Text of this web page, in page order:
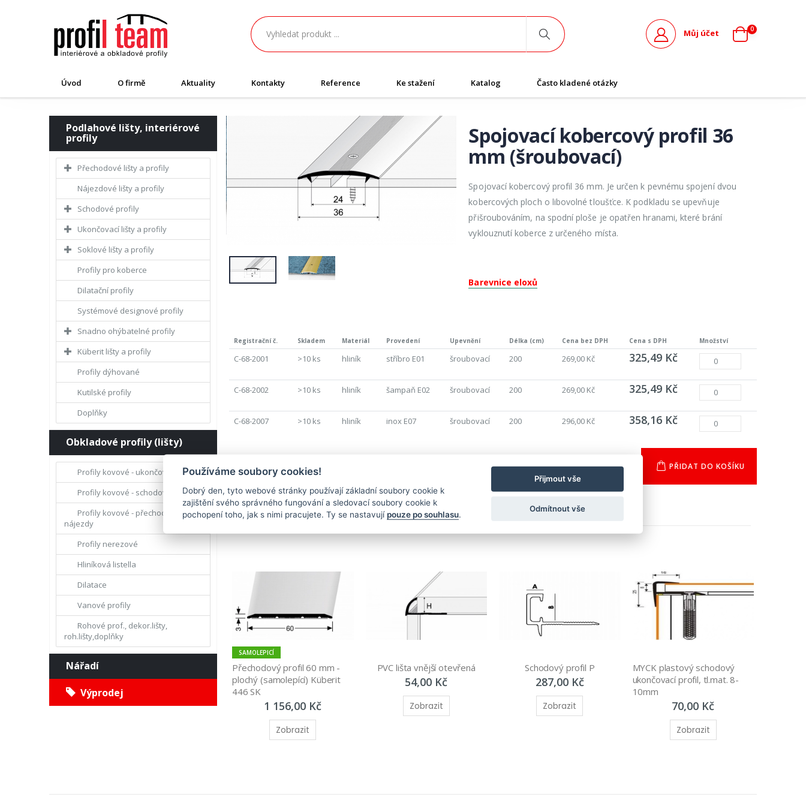
Můj účet 0
Úvod O firmě Aktuality Kontakty Reference Ke stažení Katalog Často kladené otázky
Podlahové lišty, interiérové
profily
Přechodové lišty a profily
Nájezdové lišty a profily
Schodové profily
Ukončovací lišty a profily
Soklové lišty a profily
Profily pro koberce
Dilatační profily
Systémové designové profily
Snadno ohýbatelné profily
Küberit lišty a profily
Profily dýhované
Kutilské profily
Doplňky
Obkladové profily (lišty)
Profily kovové - ukončovací
Profily kovové - schodové hrany
Profily kovové - přechody a
nájezdy
Profily nerezové
Hliníková listella
Dilatace
Vanové profily
Rohové prof., dekor.lišty,
roh.lišty,doplňky
Nářadí
Výprodej
Spojovací kobercový profil 36
mm (šroubovací)
Spojovací kobercový profil 36 mm. Je určen k pevnému spojení dvou
kobercových ploch o libovolné tloušťce. K podkladu se upevňuje
přišroubováním, na spodní ploše je opatřen hranami, které brání
vyklouznutí koberce z určeného místa.
Barevnice eloxů
Registrační č. Skladem Materiál Provedení Upevnění Délka (cm) Cena bez DPH Cena s DPH Množství
C-68-2001 >10 ks hliník stříbro E01 šroubovací 200 269,00 Kč 325,49 Kč
C-68-2002 >10 ks hliník šampaň E02 šroubovací 200 269,00 Kč 325,49 Kč
C-68-2007 >10 ks hliník inox E07 šroubovací 200 296,00 Kč 358,16 Kč
PŘIDAT DO KOŠÍKU
SAMOLEPICÍ
Přechodový profil 60 mm -
plochý (samolepící) Küberit
446 SK
1 156,00 Kč
Zobrazit
PVC lišta vnější otevřená
54,00 Kč
Zobrazit
Schodový profil P
287,00 Kč
Zobrazit
MYCK plastový schodový
ukončovací profil, tl.mat. 8-
10mm
70,00 Kč
Zobrazit
Používáme soubory cookies!
Dobrý den, tyto webové stránky používají základní soubory cookie k
zajištění svého správného fungování a sledovací soubory cookie k
pochopení toho, jak s nimi pracujete. Ty se nastavují pouze po souhlasu.
Přijmout vše
Odmítnout vše